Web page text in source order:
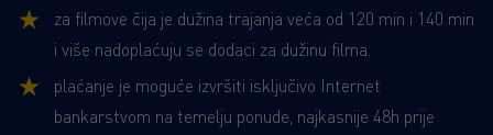
za filmove čija je dužina trajanja veća od 120 min i 140 min
i više nadoplaćuju se dodaci za dužinu filma.
plaćanje je moguće izvršiti isključivo Internet
bankarstvom na temelju ponude, najkasnije 48h prije